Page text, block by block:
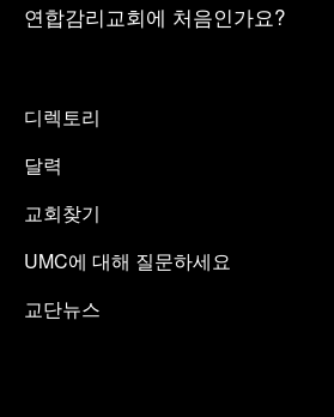
연합감리교회에 처음인가요?
디렉토리
달력
교회찾기
UMC에 대해 질문하세요
교단뉴스